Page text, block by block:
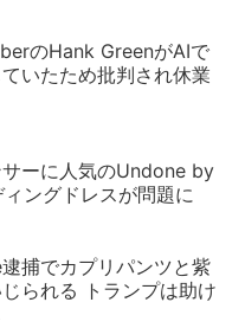
のHank GreenがAIで
いたため批判され休業
ーに人気のUndone by
ングドレスが問題に
捕でカプリパンツと紫
られる トランプは助け